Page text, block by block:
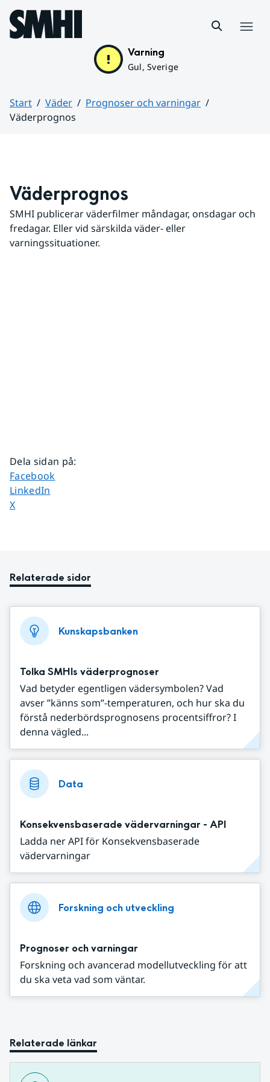
Hoppa till sidans innehåll
Varning
Gul, Sverige
Start Väder
Prognoser och varningar
Väderprognos
Väderprognos
SMHI publicerar väderfilmer måndagar, onsdagar och
fredagar. Eller vid särskilda väder- eller
varningssituationer.
Dela sidan på:
Dela sidan på
Facebook
Dela sidan på
LinkedIn
Dela sidan på
X
Relaterade sidor
Kunskapsbanken
Tolka SMHIs väderprognoser
Vad betyder egentligen vädersymbolen? Vad
avser ”känns som”-temperaturen, och hur ska du
förstå nederbördsprognosens procentsiffror? I
denna vägled...
Data
Konsekvensbaserade vädervarningar - API
Ladda ner API för Konsekvensbaserade
vädervarningar
Forskning och utveckling
Prognoser och varningar
Forskning och avancerad modellutveckling för att
du ska veta vad som väntar.
Relaterade länkar